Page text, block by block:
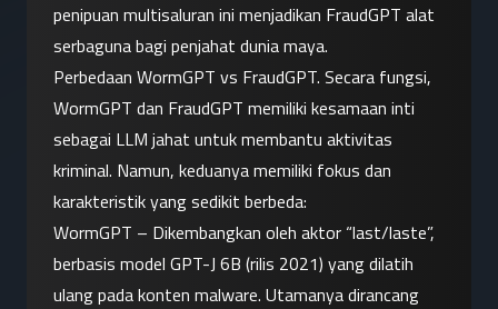
penipuan multisaluran ini menjadikan FraudGPT alat
serbaguna bagi penjahat dunia maya.
Perbedaan WormGPT vs FraudGPT. Secara fungsi,
WormGPT dan FraudGPT memiliki kesamaan inti
sebagai LLM jahat untuk membantu aktivitas
kriminal. Namun, keduanya memiliki fokus dan
karakteristik yang sedikit berbeda:
WormGPT – Dikembangkan oleh aktor “last/laste”,
berbasis model GPT-J 6B (rilis 2021) yang dilatih
ulang pada konten malware. Utamanya dirancang